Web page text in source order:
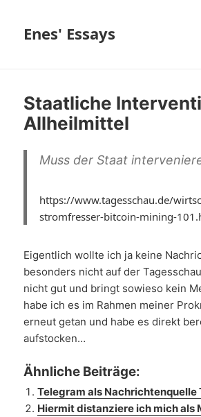
Enes' Essays
Staatliche
Allheilmittel
Muss der Staat
https://www.tagesschau.de/
stromfresser-bitcoin-mining-
Eigentlich wollte ich ja keine
besonders nicht auf der
nicht gut und bringt sowieso kein
habe ich es im Rahmen meiner
erneut getan und habe es direkt
aufstocken…
Ähnliche Beiträge:
Telegram als Nachrichtenquelle
Hiermit distanziere ich mich als